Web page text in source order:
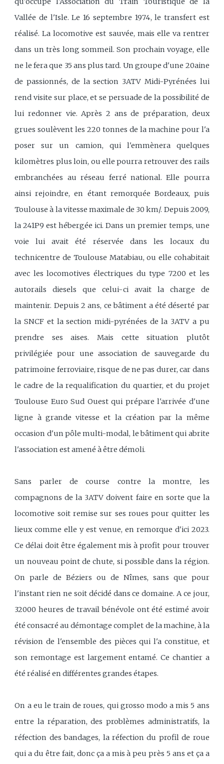
Vallée de l'Isle. Le 16 septembre 1974, le transfert est
réalisé. La locomotive est sauvée, mais elle va rentrer
dans un très long sommeil. Son prochain voyage, elle
ne le fera que 35 ans plus tard. Un groupe d'une 20aine
de passionnés, de la section 3ATV Midi-Pyrénées lui
rend visite sur place, et se persuade de la possibilité de
lui redonner vie. Après 2 ans de préparation, deux
grues soulèvent les 220 tonnes de la machine pour l'a
poser sur un camion, qui l'emmènera quelques
kilomètres plus loin, ou elle pourra retrouver des rails
embranchées au réseau ferré national. Elle pourra
ainsi rejoindre, en étant remorquée Bordeaux, puis
Toulouse à la vitesse maximale de 30 km/. Depuis 2009,
la 241P9 est hébergée ici. Dans un premier temps, une
voie lui avait été réservée dans les locaux du
technicentre de Toulouse Matabiau, ou elle cohabitait
avec les locomotives électriques du type 7200 et les
autorails diesels que celui-ci avait la charge de
maintenir. Depuis 2 ans, ce bâtiment a été déserté par
la SNCF et la section midi-pyrénées de la 3ATV a pu
prendre ses aises. Mais cette situation plutôt
privilégiée pour une association de sauvegarde du
patrimoine ferroviaire, risque de ne pas durer, car dans
le cadre de la requalification du quartier, et du projet
Toulouse Euro Sud Ouest qui prépare l'arrivée d'une
ligne à grande vitesse et la création par la même
occasion d'un pôle multi-modal, le bâtiment qui abrite
l'association est amené à être démoli.
Sans parler de course contre la montre, les
compagnons de la 3ATV doivent faire en sorte que la
locomotive soit remise sur ses roues pour quitter les
lieux comme elle y est venue, en remorque d'ici 2023.
Ce délai doit être également mis à profit pour trouver
un nouveau point de chute, si possible dans la région.
On parle de Béziers ou de Nîmes, sans que pour
l'instant rien ne soit décidé dans ce domaine. A ce jour,
32000 heures de travail bénévole ont été estimé avoir
été consacré au démontage complet de la machine, à la
révision de l'ensemble des pièces qui l'a constitue, et
son remontage est largement entamé. Ce chantier a
été réalisé en différentes grandes étapes.
On a eu le train de roues, qui grosso modo a mis 5 ans
entre la réparation, des problèmes administratifs, la
réfection des bandages, la réfection du profil de roue
qui a du être fait, donc ça a mis à peu près 5 ans et ça a